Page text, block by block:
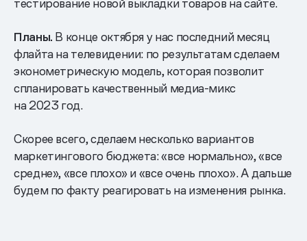
Планы. В конце октября у нас последний месяц
флайта на телевидении: по результатам сделаем
эконометрическую модель, которая позволит
спланировать качественный медиа-микс
на 2023 год.
Скорее всего, сделаем несколько вариантов
маркетингового бюджета: «все нормально», «все
средне», «все плохо» и «все очень плохо». А дальше
будем по факту реагировать на изменения рынка.